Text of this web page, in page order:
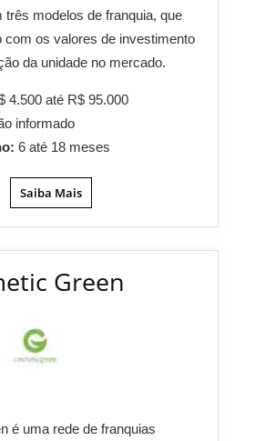
três modelos de franquia, que
com os valores de investimento
da unidade no mercado.
4.500 até R$ 95.000
informado
6 até 18 meses
Saiba Mais
Green
é uma rede de franquias